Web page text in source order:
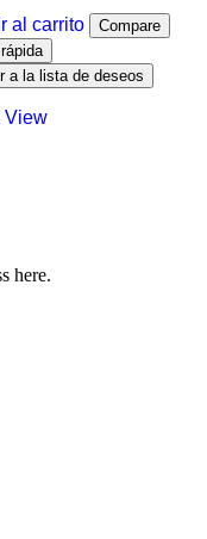
al carrito
Compare
a la lista de deseos
View
here.